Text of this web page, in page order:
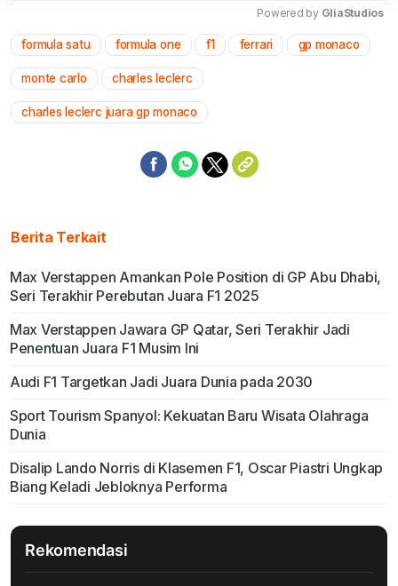
Mute
Powered by GliaStudios
formula satu formula one f1 ferrari gp monaco
monte carlo charles leclerc
charles leclerc juara gp monaco
Berita Terkait
Max Verstappen Amankan Pole Position di GP Abu Dhabi,
Seri Terakhir Perebutan Juara F1 2025
Max Verstappen Jawara GP Qatar, Seri Terakhir Jadi
Penentuan Juara F1 Musim Ini
Audi F1 Targetkan Jadi Juara Dunia pada 2030
Sport Tourism Spanyol: Kekuatan Baru Wisata Olahraga
Dunia
Disalip Lando Norris di Klasemen F1, Oscar Piastri Ungkap
Biang Keladi Jebloknya Performa
Rekomendasi